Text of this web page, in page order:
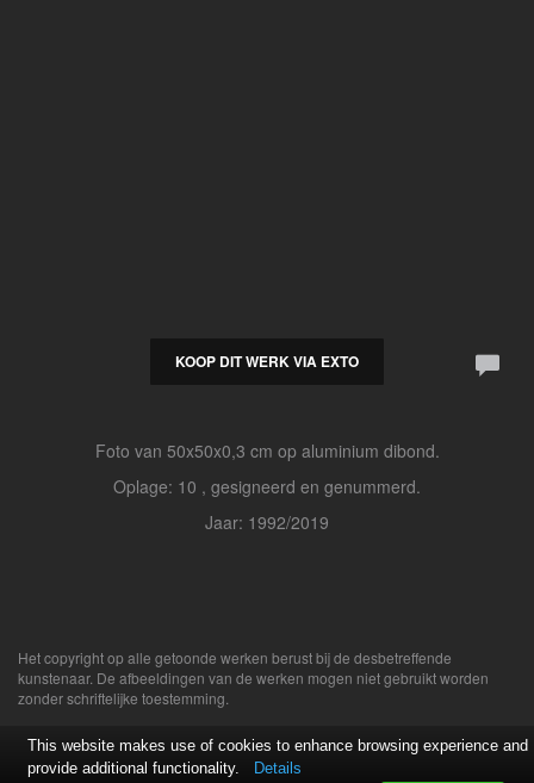
KOOP DIT WERK VIA EXTO
Foto van 50x50x0,3 cm op aluminium dibond.
Oplage: 10 , gesigneerd en genummerd.
Jaar: 1992/2019
Het copyright op alle getoonde werken berust bij de desbetreffende
kunstenaar. De afbeeldingen van de werken mogen niet gebruikt worden
zonder schriftelijke toestemming.
This website makes use of cookies to enhance browsing experience and
provide additional functionality.
Details